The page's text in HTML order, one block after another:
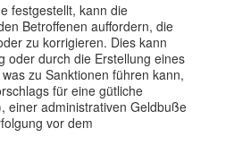
festgestellt, kann die
Betroffenen auffordern, die
zu korrigieren. Dies kann
oder durch die Erstellung eines
zu Sanktionen führen kann,
für eine gütliche
einer administrativen Geldbuße
vor dem